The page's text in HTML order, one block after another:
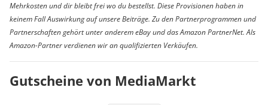
Mehrkosten und dir bleibt frei wo du bestellst. Diese Provisionen haben in
keinem Fall Auswirkung auf unsere Beiträge. Zu den Partnerprogrammen und
Partnerschaften gehört unter anderem eBay und das Amazon PartnerNet. Als
Amazon-Partner verdienen wir an qualifizierten Verkäufen.
Gutscheine von MediaMarkt